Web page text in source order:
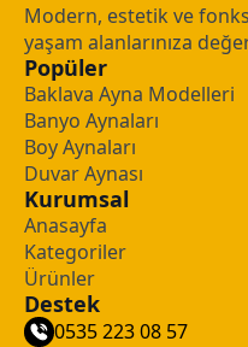
Modern, estetik ve
yaşam alanlarınıza
Popüler
Baklava Ayna Modelleri
Banyo Aynaları
Boy Aynaları
Duvar Aynası
Kurumsal
Anasayfa
Kategoriler
Ürünler
Destek
0535 223 08 57